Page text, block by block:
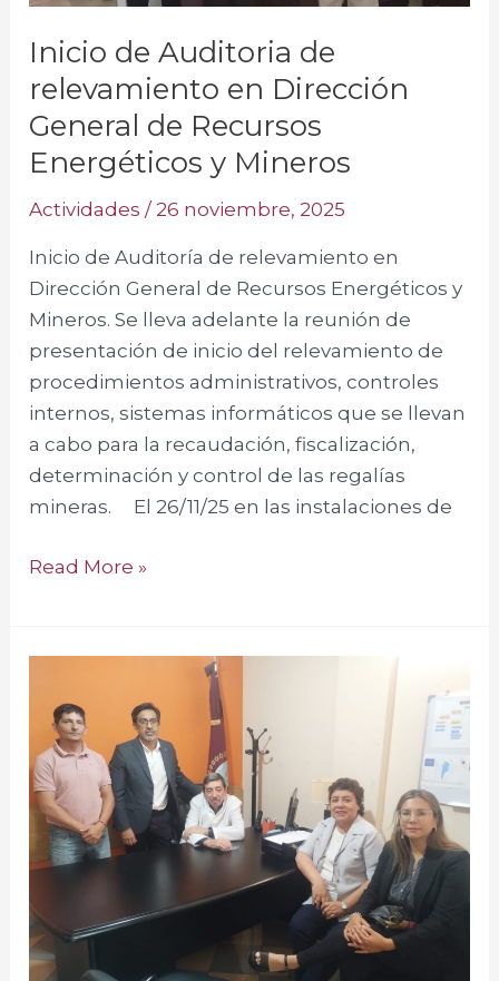
Inicio de Auditoria de
relevamiento en Dirección
General de Recursos
Energéticos y Mineros
Actividades / 26 noviembre, 2025
Inicio de Auditoría de relevamiento en
Dirección General de Recursos Energéticos y
Mineros. Se lleva adelante la reunión de
presentación de inicio del relevamiento de
procedimientos administrativos, controles
internos, sistemas informáticos que se llevan
a cabo para la recaudación, fiscalización,
determinación y control de las regalías
mineras. El 26/11/25 en las instalaciones de
Energéticos
y
Mineros
Read More »
Salud.
Reunión
de
Inicio
Seguimiento
Auditoría